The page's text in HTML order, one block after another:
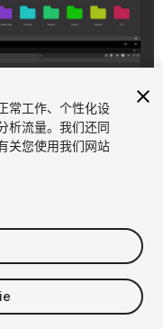
常工作、个性化设
析流量。我们还同
关您使用我们网站